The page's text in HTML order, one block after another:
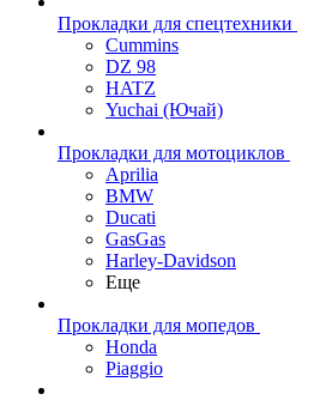
Прокладки для спецтехники
Cummins
DZ 98
HATZ
Yuchai (Ючай)
Прокладки для мотоциклов
Aprilia
BMW
Ducati
GasGas
Harley-Davidson
Еще
Прокладки для мопедов
Honda
Piaggio